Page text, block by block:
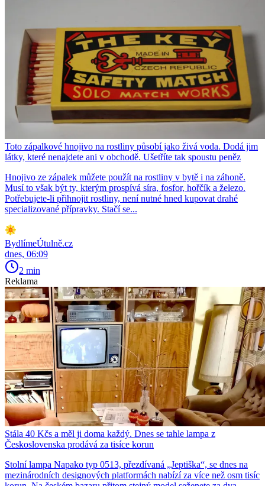
Toto zápalkové hnojivo na rostliny působí jako živá voda. Dodá jim
látky, které nenajdete ani v obchodě. Ušetříte tak spoustu peněz
Hnojivo ze zápalek můžete použít na rostliny v bytě i na záhoně.
Musí to však být ty, kterým prospívá síra, fosfor, hořčík a železo.
Potřebujete-li přihnojit rostliny, není nutné hned kupovat drahé
specializované přípravky. Stačí se...
BydlímeÚtulně.cz
dnes, 06:09
2 min
Reklama
Stála 40 Kčs a měl ji doma každý. Dnes se tahle lampa z
Československa prodává za tisíce korun
Stolní lampa Napako typ 0513, přezdívaná „Jeptiška“, se dnes na
mezinárodních designových platformách nabízí za více než osm tisíc